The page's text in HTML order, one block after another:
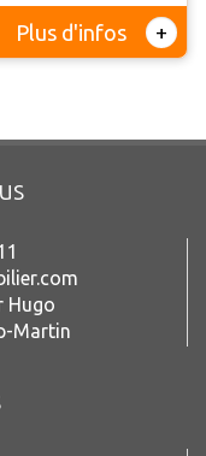
Plus d'infos +
Hugo
Martin